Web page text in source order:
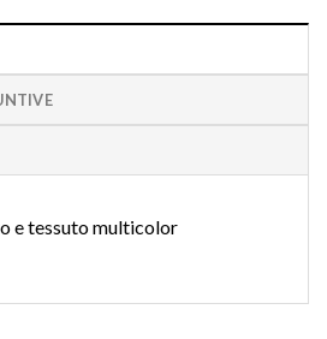
e tessuto multicolor